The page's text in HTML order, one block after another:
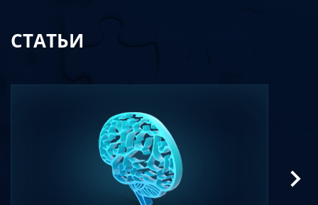
СТАТЬИ